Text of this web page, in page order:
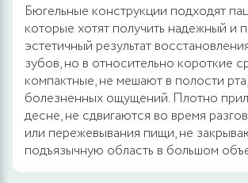
Бюгельные конструкции подходят
которые хотят получить надежный и
эстетичный результат
зубов, но в относительно короткие
компактные, не мешают в полости
болезненных ощущений. Плотно
десне, не сдвигаются во время
или пережевывания пищи, не
подъязычную область в большом